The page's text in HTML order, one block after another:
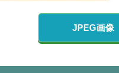
JPEG画像